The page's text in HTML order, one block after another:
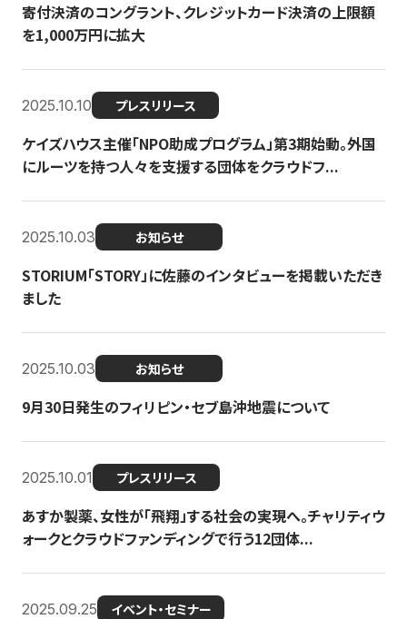
寄付決済のコングラント、クレジットカード決済の上限額
を1,000万円に拡大
2025.10.10 プレスリリース
ケイズハウス主催「NPO助成プログラム」第3期始動。外国
にルーツを持つ人々を支援する団体をクラウドフ...
2025.10.03 お知らせ
STORIUM「STORY」に佐藤のインタビューを掲載いただき
ました
2025.10.03 お知らせ
9月30日発生のフィリピン・セブ島沖地震について
2025.10.01 プレスリリース
あすか製薬、女性が「飛翔」する社会の実現へ。チャリティウ
ォークとクラウドファンディングで行う12団体...
2025.09.25 イベント・セミナー